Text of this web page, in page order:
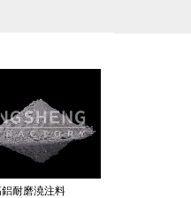
耐磨澆注料